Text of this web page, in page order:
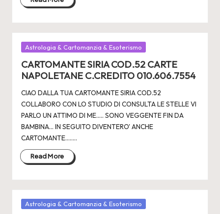
Posted
Astrologia & Cartomanzia & Esoterismo
CARTOMANTE SIRIA COD.52 CARTE
NAPOLETANE C.CREDITO 010.606.7554
CIAO DALLA TUA CARTOMANTE SIRIA COD.52
COLLABORO CON LO STUDIO DI CONSULTA LE STELLE VI
PARLO UN ATTIMO DI ME..... SONO VEGGENTE FIN DA
BAMBINA... IN SEGUITO DIVENTERO' ANCHE
CARTOMANTE.....…
Read More
Posted
Astrologia & Cartomanzia & Esoterismo